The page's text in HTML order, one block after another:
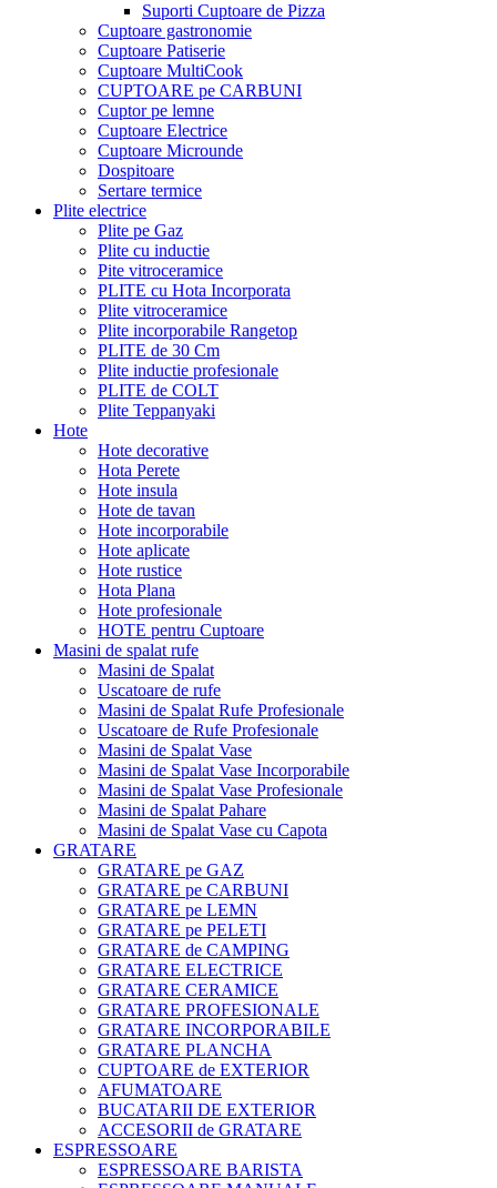
Suporti Cuptoare de Pizza
Cuptoare gastronomie
Cuptoare Patiserie
Cuptoare MultiCook
CUPTOARE pe CARBUNI
Cuptor pe lemne
Cuptoare Electrice
Cuptoare Microunde
Dospitoare
Sertare termice
Plite electrice
Plite pe Gaz
Plite cu inductie
Pite vitroceramice
PLITE cu Hota Incorporata
Plite vitroceramice
Plite incorporabile Rangetop
PLITE de 30 Cm
Plite inductie profesionale
PLITE de COLT
Plite Teppanyaki
Hote
Hote decorative
Hota Perete
Hote insula
Hote de tavan
Hote incorporabile
Hote aplicate
Hote rustice
Hota Plana
Hote profesionale
HOTE pentru Cuptoare
Masini de spalat rufe
Masini de Spalat
Uscatoare de rufe
Masini de Spalat Rufe Profesionale
Uscatoare de Rufe Profesionale
Masini de Spalat Vase
Masini de Spalat Vase Incorporabile
Masini de Spalat Vase Profesionale
Masini de Spalat Pahare
Masini de Spalat Vase cu Capota
GRATARE
GRATARE pe GAZ
GRATARE pe CARBUNI
GRATARE pe LEMN
GRATARE pe PELETI
GRATARE de CAMPING
GRATARE ELECTRICE
GRATARE CERAMICE
GRATARE PROFESIONALE
GRATARE INCORPORABILE
GRATARE PLANCHA
CUPTOARE de EXTERIOR
AFUMATOARE
BUCATARII DE EXTERIOR
ACCESORII de GRATARE
ESPRESSOARE
ESPRESSOARE BARISTA